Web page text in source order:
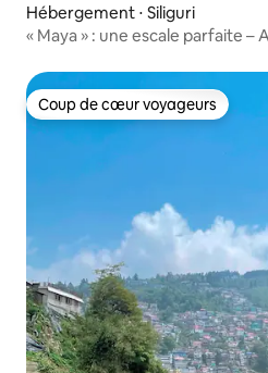
Hébergement ⋅ Siliguri
« Maya » : une escale parfaite
Coup de cœur voyageurs
Coup de cœur voyageurs